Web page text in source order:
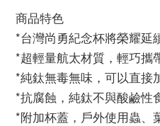
商品特色
*台灣尚勇紀念杯將榮耀延
*超輕量航太材質，輕巧攜
*純鈦無毒無味，可以直接
*抗腐蝕，純鈦不與酸鹼性
*附加杯蓋，戶外使用蟲、